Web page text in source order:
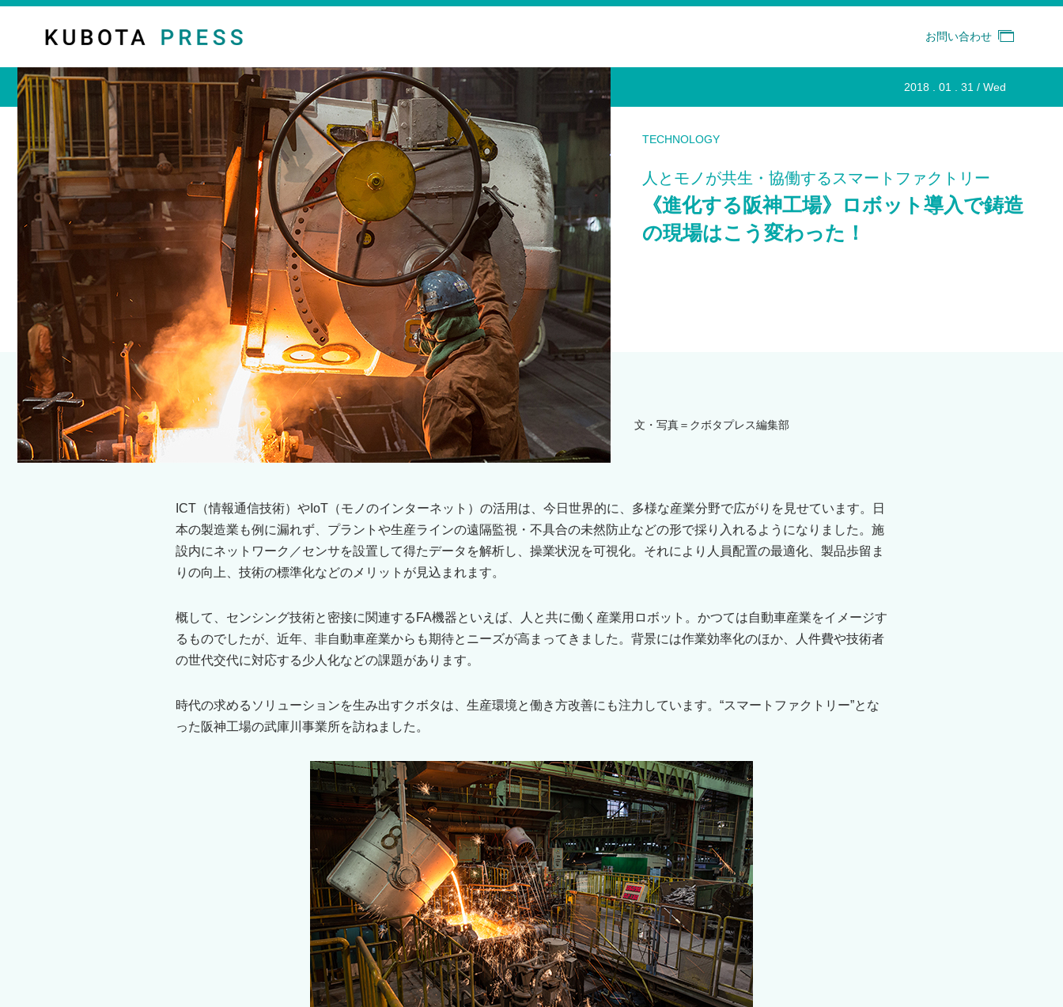
お問い合わせ
TECHNOLOGY
人とモノが共生・協働するスマートファクトリー
《進化する阪神工場》ロボット導入で鋳造
の現場はこう変わった！
2018 . 01 . 31 / Wed
文・写真＝クボタプレス編集部
ICT（情報通信技術）やIoT（モノのインターネット）の活用は、今日世界的に、多様な産業分野で広がりを見せています。日
本の製造業も例に漏れず、プラントや生産ラインの遠隔監視・不具合の未然防止などの形で採り入れるようになりました。施
設内にネットワーク／センサを設置して得たデータを解析し、操業状況を可視化。それにより人員配置の最適化、製品歩留ま
りの向上、技術の標準化などのメリットが見込まれます。
概して、センシング技術と密接に関連するFA機器といえば、人と共に働く産業用ロボット。かつては自動車産業をイメージす
るものでしたが、近年、非自動車産業からも期待とニーズが高まってきました。背景には作業効率化のほか、人件費や技術者
の世代交代に対応する少人化などの課題があります。
時代の求めるソリューションを生み出すクボタは、生産環境と働き方改善にも注力しています。“スマートファクトリー”とな
った阪神工場の武庫川事業所を訪ねました。